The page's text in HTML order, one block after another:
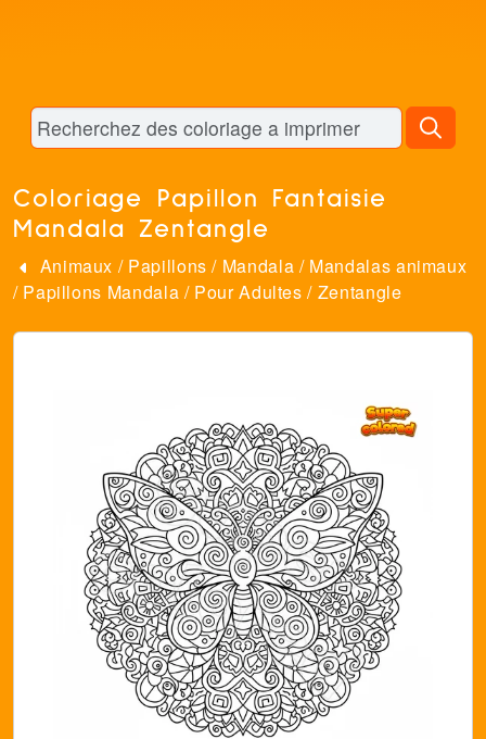
Coloriage Papillon Fantaisie
Mandala Zentangle
Animaux / Papillons / Mandala / Mandalas animaux
/ Papillons Mandala / Pour Adultes / Zentangle